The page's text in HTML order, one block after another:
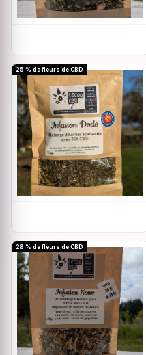
25 % de fleurs de CBD
28 % de fleurs de CBD